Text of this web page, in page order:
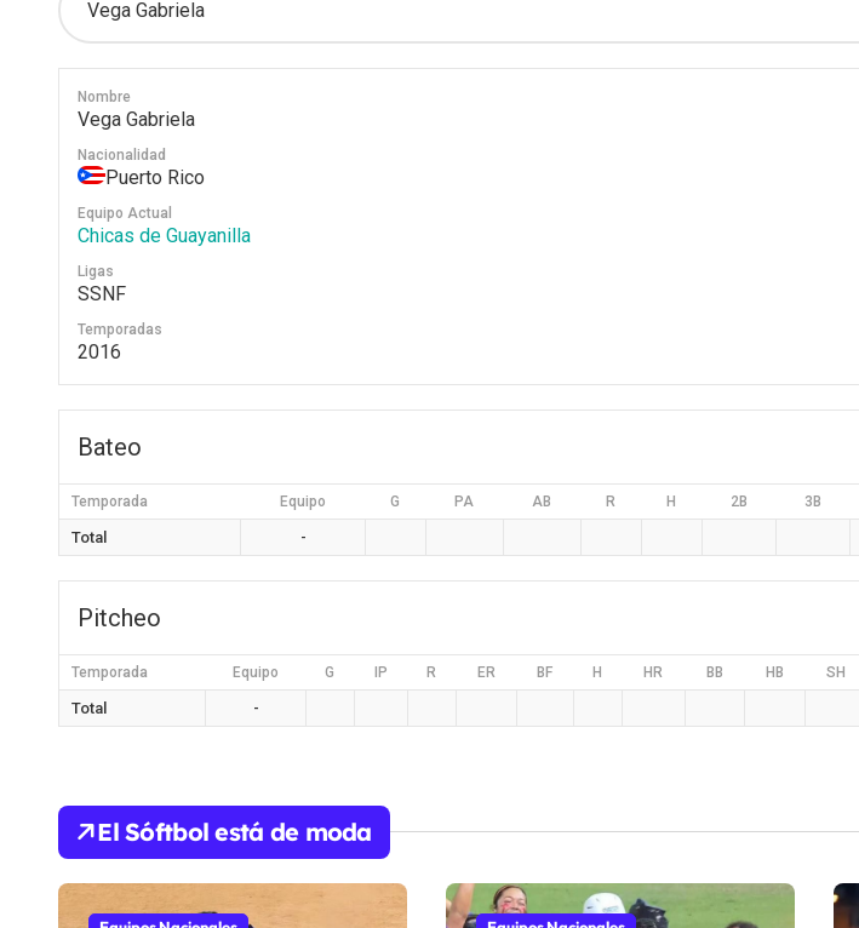
Nombre
Vega Gabriela
Nacionalidad
Puerto Rico
Equipo Actual
Chicas de Guayanilla
Ligas
SSNF
Temporadas
2016
Bateo
Temporada Equipo G PA AB R H 2B 3B
Total -
Pitcheo
Temporada Equipo G IP R ER BF H HR BB HB SH
Total -
El Sóftbol está de moda